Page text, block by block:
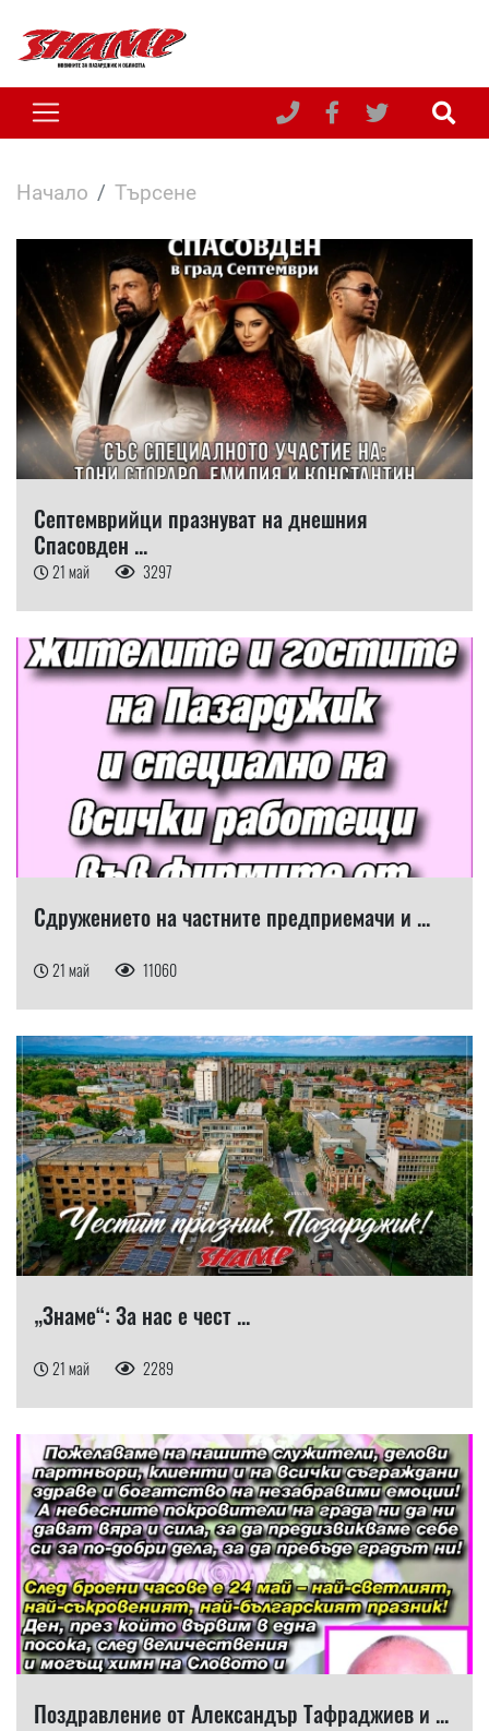
Начало Търсене
Септемврийци празнуват на днешния
Спасовден ...
21 май 3297
Сдружението на частните предприемачи и ...
21 май 11060
„Знаме“: За нас е чест ...
21 май 2289
Поздравление от Александър Тафраджиев и ...